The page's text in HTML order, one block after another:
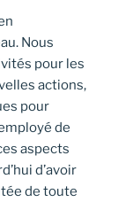
Nous
pour les
actions,
pour
de
aspects
d’avoir
de toute